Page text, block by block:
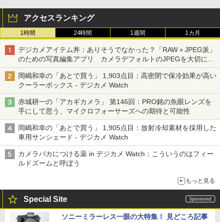
アクセスランキング
1時間 24時間 1週間 1カ月
デジカメアイテム丼：ありそうでなかった？「RAW＋JPEG派」
のための写真編集アプリ カメラデフォルトのJPEGを大切にす
る「Filmator」
岡嶋和幸の「あとで買う」 1,903点目：高密閉で保冷効果が高い
クーラーボックス - デジカメ Watch
赤城耕一の「アカギカメラ」 第146回：PRO銘の魚眼レンズを
手にして思う、マイクロフォーサーズへの期待と可能性
岡嶋和幸の「あとで買う」 1,905点目：放射冷却素材を採用した
車用サンシェード - デジカメ Watch
カメラバカにつける薬 in デジカメ Watch：こういうのはフィー
ルドズームと呼ぼう
もっと見る
Special Site
ソニーミラーレス一眼の大特集！ 見どころ記事